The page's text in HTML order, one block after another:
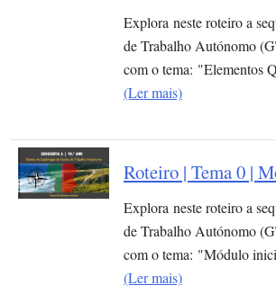
Explora neste roteiro a
de Trabalho Autónomo
com o tema: "Elementos
(Ler mais)
Roteiro | Tema 0 |
Explora neste roteiro a
de Trabalho Autónomo
com o tema: "Módulo
(Ler mais)